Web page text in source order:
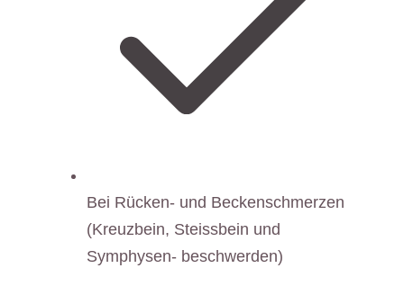
Bei Rücken- und Beckenschmerzen
(Kreuzbein, Steissbein und
Symphysen- beschwerden)